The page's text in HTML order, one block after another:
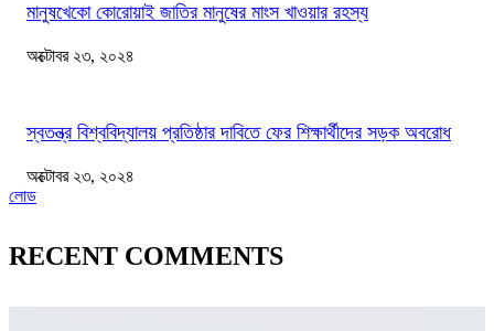
মানুষখেকো কোরোয়াই জাতির মানুষের মাংস খাওয়ার রহস্য
অক্টোবর ২৩, ২০২৪
স্বতন্ত্র বিশ্ববিদ্যালয় প্রতিষ্ঠার দাবিতে ফের শিক্ষার্থীদের সড়ক অবরোধ
অক্টোবর ২৩, ২০২৪
লোড
RECENT COMMENTS